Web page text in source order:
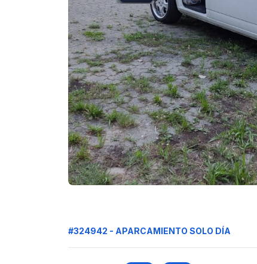
#324942 - APARCAMIENTO SOLO DÍA